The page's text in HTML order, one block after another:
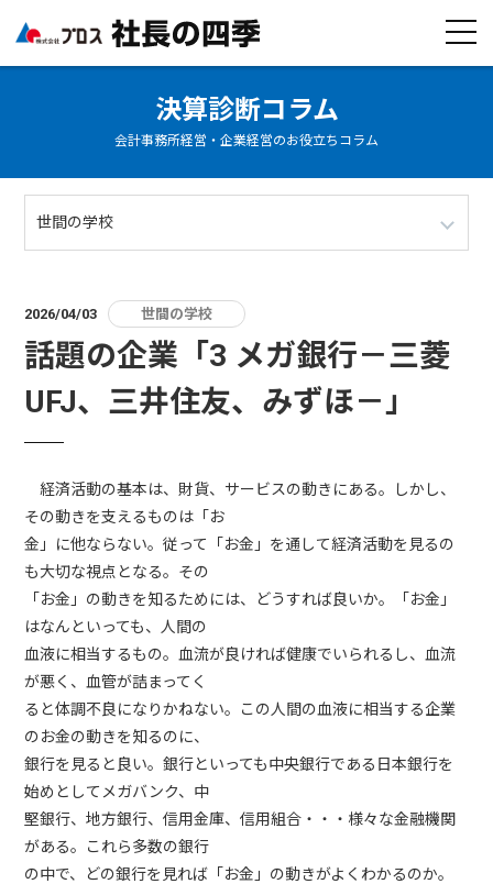
決算診断コラム
会計事務所経営・企業経営のお役立ちコラム
2026/04/03 世間の学校
話題の企業「3 メガ銀行－三菱
UFJ、三井住友、みずほ－」
経済活動の基本は、財貨、サービスの動きにある。しかし、
その動きを支えるものは「お
金」に他ならない。従って「お金」を通して経済活動を見るの
も大切な視点となる。その
「お金」の動きを知るためには、どうすれば良いか。「お金」
はなんといっても、人間の
血液に相当するもの。血流が良ければ健康でいられるし、血流
が悪く、血管が詰まってく
ると体調不良になりかねない。この人間の血液に相当する企業
のお金の動きを知るのに、
銀行を見ると良い。銀行といっても中央銀行である日本銀行を
始めとしてメガバンク、中
堅銀行、地方銀行、信用金庫、信用組合・・・様々な金融機関
がある。これら多数の銀行
の中で、どの銀行を見れば「お金」の動きがよくわかるのか。
世間の学校